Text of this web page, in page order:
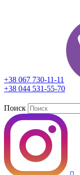
+38 067 730-11-11
+38 044 531-55-70
Поиск